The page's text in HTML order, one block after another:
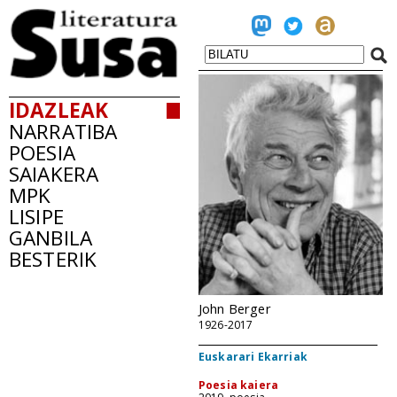
IDAZLEAK
NARRATIBA
POESIA
SAIAKERA
MPK
LISIPE
GANBILA
BESTERIK
John Berger
1926-2017
Euskarari Ekarriak
Poesia kaiera